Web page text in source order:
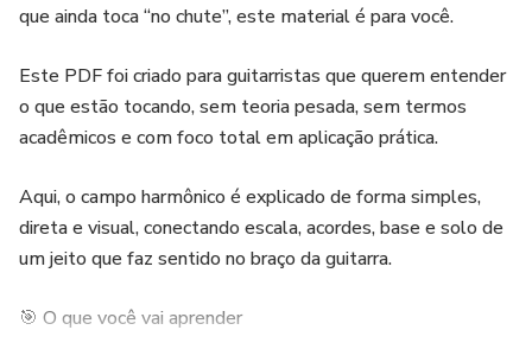
que ainda toca “no chute”, este material é para você.
Este PDF foi criado para guitarristas que querem entender
o que estão tocando, sem teoria pesada, sem termos
acadêmicos e com foco total em aplicação prática.
Aqui, o campo harmônico é explicado de forma simples,
direta e visual, conectando escala, acordes, base e solo de
um jeito que faz sentido no braço da guitarra.
🎯 O que você vai aprender